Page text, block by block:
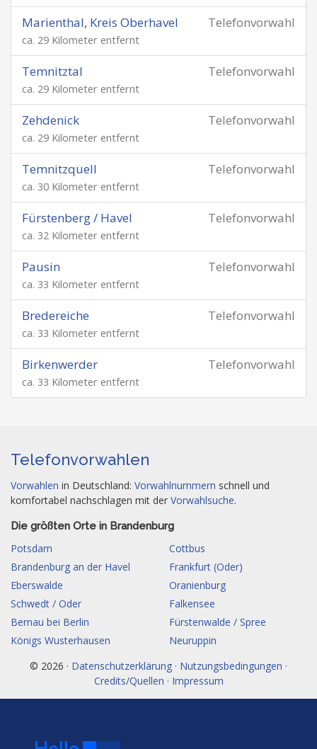
Telefonvorwahl
Marienthal, Kreis Oberhavel
ca. 29 Kilometer entfernt
Telefonvorwahl
Temnitztal
ca. 29 Kilometer entfernt
Telefonvorwahl
Zehdenick
ca. 29 Kilometer entfernt
Telefonvorwahl
Temnitzquell
ca. 30 Kilometer entfernt
Telefonvorwahl
Fürstenberg / Havel
ca. 32 Kilometer entfernt
Telefonvorwahl
Pausin
ca. 33 Kilometer entfernt
Telefonvorwahl
Bredereiche
ca. 33 Kilometer entfernt
Telefonvorwahl
Birkenwerder
ca. 33 Kilometer entfernt
Telefonvorwahlen
Vorwahlen in Deutschland: Vorwahlnummern schnell und
komfortabel nachschlagen mit der Vorwahlsuche.
Die größten Orte in Brandenburg
Potsdam
Cottbus
Brandenburg an der Havel
Frankfurt (Oder)
Eberswalde
Oranienburg
Schwedt / Oder
Falkensee
Bernau bei Berlin
Fürstenwalde / Spree
Königs Wusterhausen
Neuruppin
© 2026 · Datenschutzerklärung · Nutzungsbedingungen ·
Credits/Quellen · Impressum